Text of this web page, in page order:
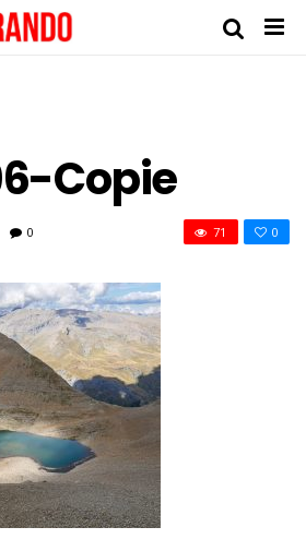
Copie
0 0
71